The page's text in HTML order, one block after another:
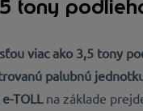
tony
viac ako 3,5 tony
palubnú
e-TOLL na základe